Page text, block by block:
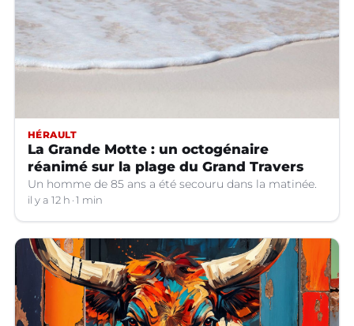
HÉRAULT
La Grande Motte : un octogénaire
réanimé sur la plage du Grand Travers
Un homme de 85 ans a été secouru dans la matinée.
il y a 12 h 1 min